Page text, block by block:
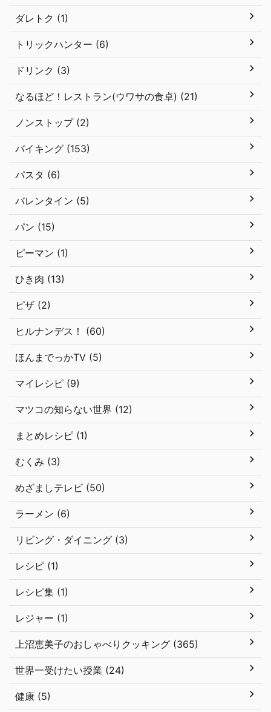
ダレトク (1)
トリックハンター (6)
ドリンク (3)
なるほど！レストラン(ウワサの食卓) (21)
ノンストップ (2)
バイキング (153)
パスタ (6)
バレンタイン (5)
パン (15)
ピーマン (1)
ひき肉 (13)
ピザ (2)
ヒルナンデス！ (60)
ほんまでっかTV (5)
マイレシピ (9)
マツコの知らない世界 (12)
まとめレシピ (1)
むくみ (3)
めざましテレビ (50)
ラーメン (6)
リビング・ダイニング (3)
レシピ (1)
レシピ集 (1)
レジャー (1)
上沼恵美子のおしゃべりクッキング (365)
世界一受けたい授業 (24)
健康 (5)